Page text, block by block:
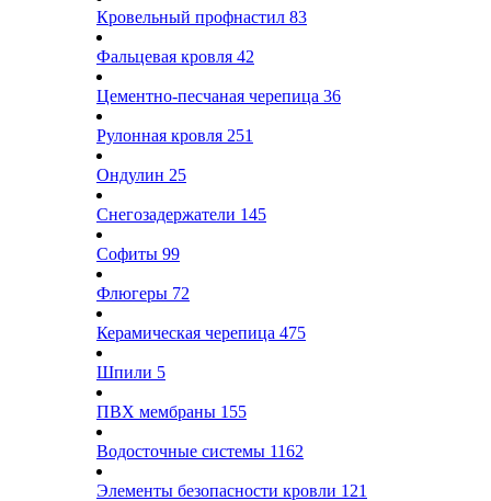
Кровельный профнастил 83
Фальцевая кровля 42
Цементно-песчаная черепица 36
Рулонная кровля 251
Ондулин 25
Снегозадержатели 145
Софиты 99
Флюгеры 72
Керамическая черепица 475
Шпили 5
ПВХ мембраны 155
Водосточные системы 1162
Элементы безопасности кровли 121